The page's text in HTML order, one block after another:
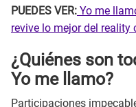
PUEDES VER: Yo me
revive lo mejor del reality
¿Quiénes son
Yo me llamo?
Participaciones